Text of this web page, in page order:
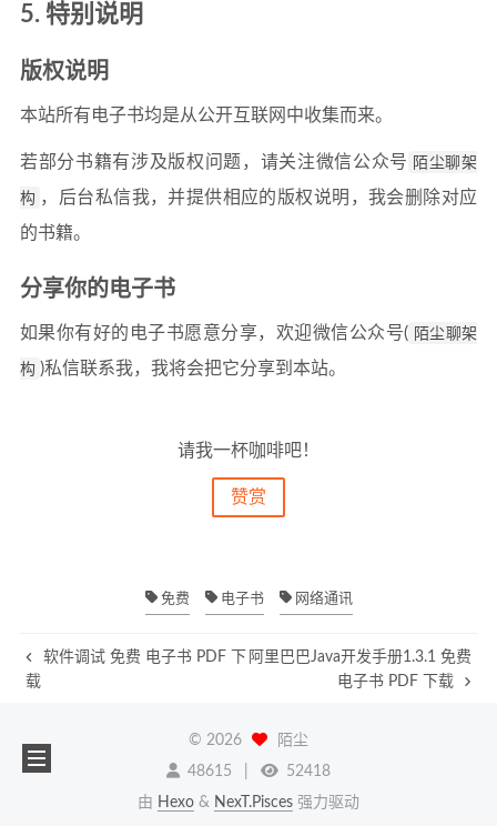
5. 特别说明
版权说明
本站所有电子书均是从公开互联网中收集而来。
若部分书籍有涉及版权问题，请关注微信公众号 陌尘聊架
构 ，后台私信我，并提供相应的版权说明，我会删除对应
的书籍。
分享你的电子书
如果你有好的电子书愿意分享，欢迎微信公众号( 陌尘聊架
构 )私信联系我，我将会把它分享到本站。
请我一杯咖啡吧！
赞赏
免费 电子书 网络通讯
软件调试 免费 电子书 PDF 下
载
阿里巴巴Java开发手册1.3.1 免费
电子书 PDF 下载
© 2026
陌尘
48615
52418
由 Hexo & NexT.Pisces 强力驱动